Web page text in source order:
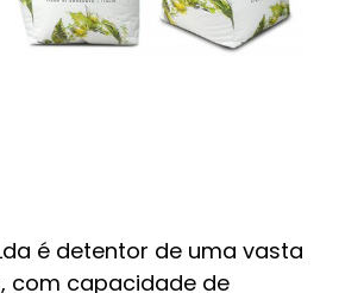
é detentor de uma vasta
com capacidade de